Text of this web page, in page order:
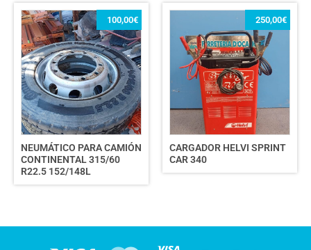
NEUMÁTICO PARA CAMIÓN
CONTINENTAL 315/60
R22.5 152/148L
100,00€
CARGADOR HELVI SPRINT
CAR 340
250,00€